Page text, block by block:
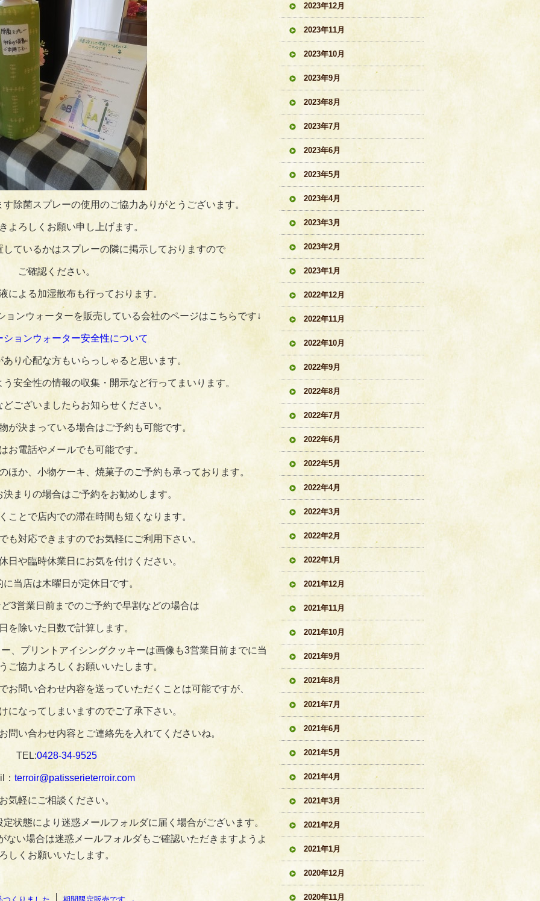
除菌スプレーの使用のご協力ありがとうございます。
よろしくお願い申し上げます。
ているかはスプレーの隣に掲示しておりますので
ご確認ください。
による加湿散布も行っております。
ョンウォーターを販売している会社のページはこちらです↓
ションウォーター安全性について
り心配な方もいらっしゃると思います。
安全性の情報の収集・開示など行ってまいります。
ございましたらお知らせください。
が決まっている場合はご予約も可能です。
お電話やメールでも可能です。
ほか、小物ケーキ、焼菓子のご予約も承っております。
まりの場合はご予約をお勧めします。
ことで店内での滞在時間も短くなります。
も対応できますのでお気軽にご利用下さい。
日や臨時休業日にお気を付けください。
に当店は木曜日が定休日です。
3営業日前までのご予約で早割などの場合は
を除いた日数で計算します。
、プリントアイシングクッキーは画像も3営業日前までに当
ご協力よろしくお願いいたします。
お問い合わせ内容を送っていただくことは可能ですが、
になってしまいますのでご了承下さい。
問い合わせ内容とご連絡先を入れてくださいね。
TEL:0428‐34‐9525
： terroir@patisserieterroir.com
気軽にご相談ください。
状態により迷惑メールフォルダに届く場合がございます。
ない場合は迷惑メールフォルダもご確認いただきますようよ
しくお願いいたします。
2023年12月
2023年11月
2023年10月
2023年9月
2023年8月
2023年7月
2023年6月
2023年5月
2023年4月
2023年3月
2023年2月
2023年1月
2022年12月
2022年11月
2022年10月
2022年9月
2022年8月
2022年7月
2022年6月
2022年5月
2022年4月
2022年3月
2022年2月
2022年1月
2021年12月
2021年11月
2021年10月
2021年9月
2021年8月
2021年7月
2021年6月
2021年5月
2021年4月
2021年3月
2021年2月
2021年1月
2020年12月
2020年11月